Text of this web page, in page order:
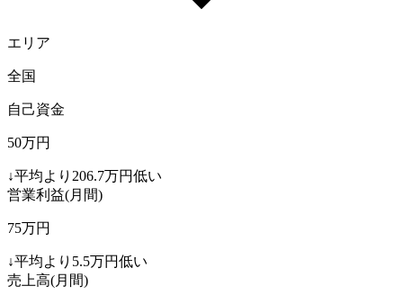
エリア
全国
自己資金
50万円
↓平均より 206.7万円低い
営業利益(月間)
75万円
↓平均より 5.5万円低い
売上高(月間)